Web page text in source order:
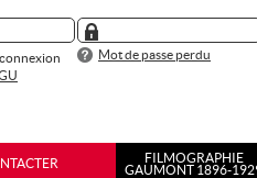
Mot de passe perdu
FILMOGRAPHIE
GAUMONT 1896-